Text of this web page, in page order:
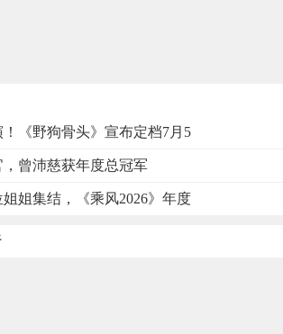
《野狗骨头》宣布定档7月5
，曾沛慈获年度总冠军
姐集结，《乘风2026》年度